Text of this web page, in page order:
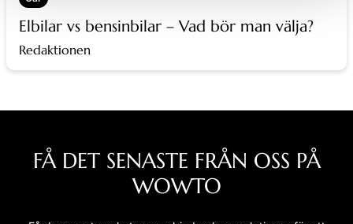
Elbilar vs bensinbilar – Vad bör man välja?
Redaktionen
FÅ DET SENASTE FRÅN OSS PÅ
WOWTO